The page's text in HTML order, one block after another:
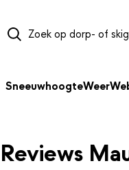
SneeuwhoogteWeer
Reviews